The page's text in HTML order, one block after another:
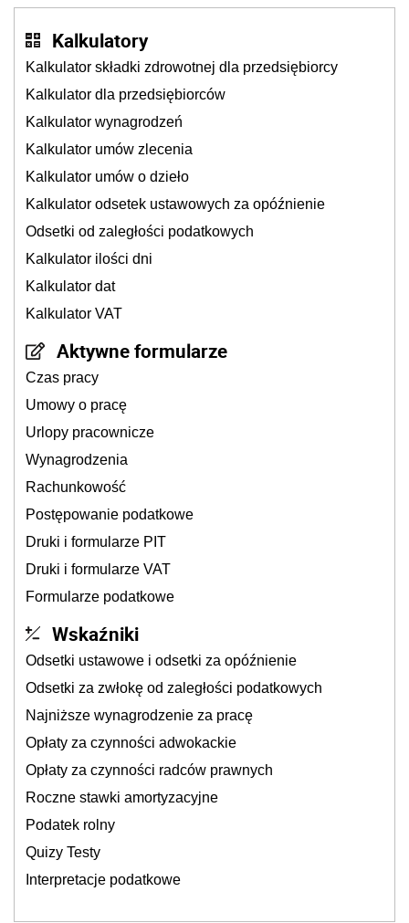
Kalkulatory
Kalkulator składki zdrowotnej dla przedsiębiorcy
Kalkulator dla przedsiębiorców
Kalkulator wynagrodzeń
Kalkulator umów zlecenia
Kalkulator umów o dzieło
Kalkulator odsetek ustawowych za opóźnienie
Odsetki od zaległości podatkowych
Kalkulator ilości dni
Kalkulator dat
Kalkulator VAT
Aktywne formularze
Czas pracy
Umowy o pracę
Urlopy pracownicze
Wynagrodzenia
Rachunkowość
Postępowanie podatkowe
Druki i formularze PIT
Druki i formularze VAT
Formularze podatkowe
Wskaźniki
Odsetki ustawowe i odsetki za opóźnienie
Odsetki za zwłokę od zaległości podatkowych
Najniższe wynagrodzenie za pracę
Opłaty za czynności adwokackie
Opłaty za czynności radców prawnych
Roczne stawki amortyzacyjne
Podatek rolny
Quizy Testy
Interpretacje podatkowe